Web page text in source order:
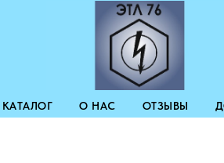
КАТАЛОГ О НАС ОТЗЫВЫ